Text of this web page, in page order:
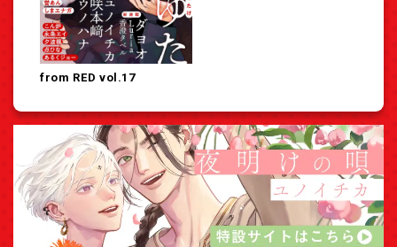
from RED vol.17